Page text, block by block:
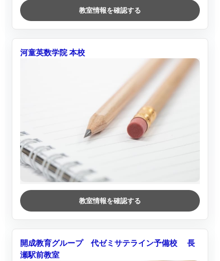
教室情報を確認する
河童英数学院 本校
教室情報を確認する
開成教育グループ 代ゼミサテライン予備校 長
瀬駅前教室